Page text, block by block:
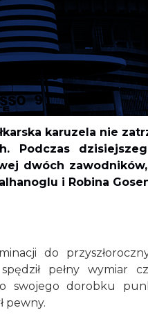
karuzela nie
Podczas
dwóch
i Robina
do
pełny wymiar
swojego dorobku
pewny.